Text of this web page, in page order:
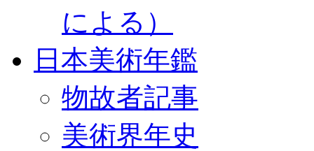
による）
日本美術年鑑
物故者記事
美術界年史